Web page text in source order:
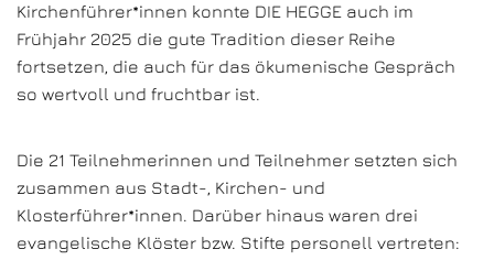
Kirchenführer*innen konnte DIE HEGGE auch im
Frühjahr 2025 die gute Tradition dieser Reihe
fortsetzen, die auch für das ökumenische Gespräch
so wertvoll und fruchtbar ist.
Die 21 Teilnehmerinnen und Teilnehmer setzten sich
zusammen aus Stadt-, Kirchen- und
Klosterführer*innen. Darüber hinaus waren drei
evangelische Klöster bzw. Stifte personell vertreten: